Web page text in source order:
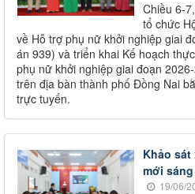
Chiều 6-
tổ chức
về Hỗ trợ phụ nữ khởi nghiệp giai
án 939) và triển khai Kế hoạch
phụ nữ khởi nghiệp giai đoạn
trên địa bàn thành phố Đồng Nai
trực tuyến.
Khảo
mới
19/06/